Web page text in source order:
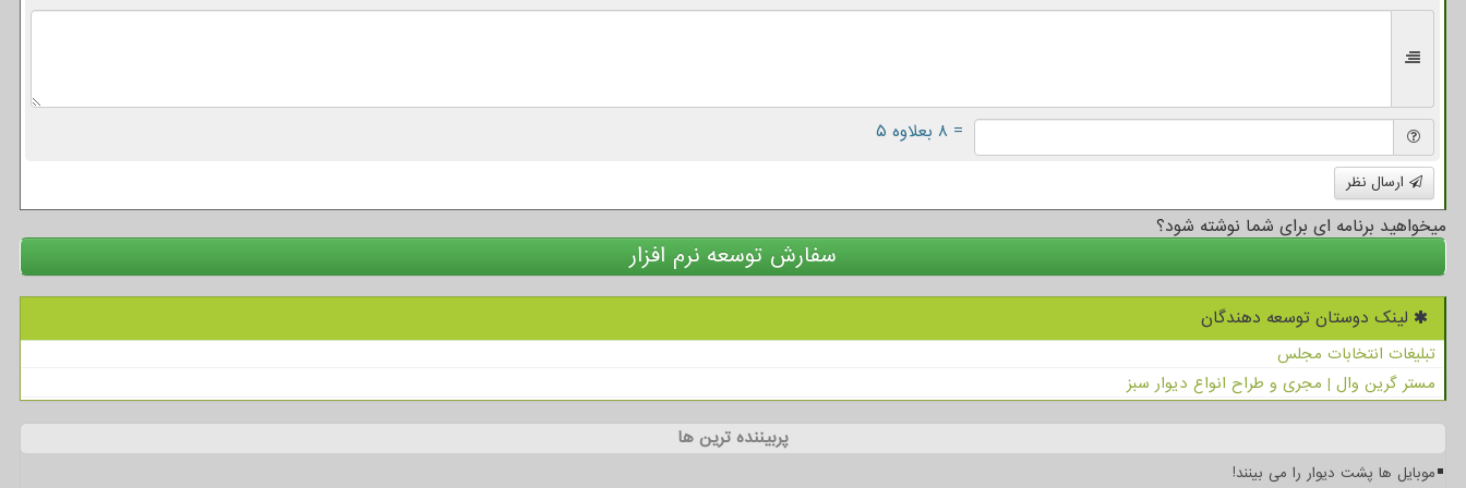
= ۸ بعلاوه ۵
ارسال نظر
میخواهید برنامه ای برای شما نوشته شود؟
سفارش توسعه نرم افزار
لینک دوستان توسعه دهندگان
تبلیغات انتخابات مجلس
مستر گرین وال | مجری و طراح انواع دیوار سبز
پربیننده ترین ها
موبایل ها پشت دیوار را می بینند!